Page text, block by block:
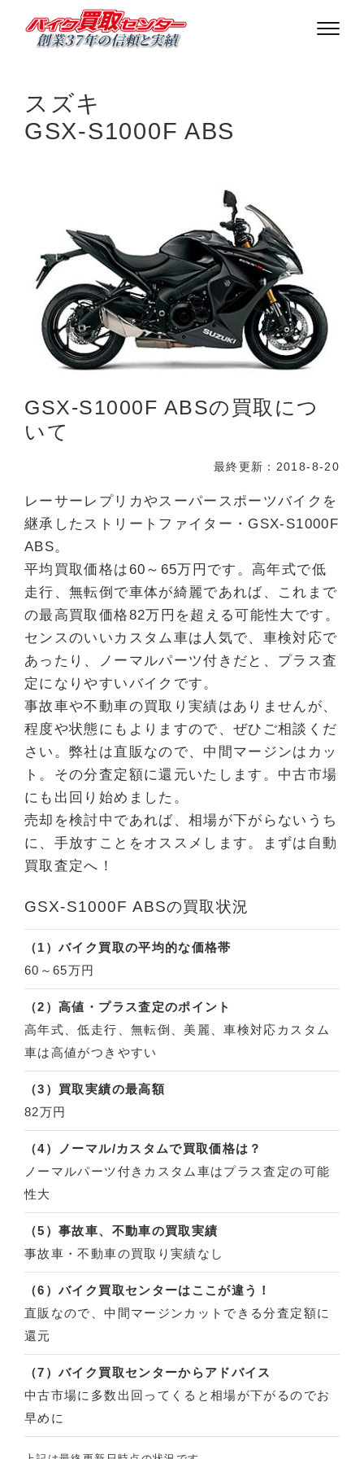
スズキ
GSX-S1000F ABS
GSX-S1000F ABSの買取につ
いて
最終更新：2018-8-20
レーサーレプリカやスーパースポーツバイクを
継承したストリートファイター・GSX-S1000F
ABS。
平均買取価格は60～65万円です。高年式で低
走行、無転倒で車体が綺麗であれば、これまで
の最高買取価格82万円を超える可能性大です。
センスのいいカスタム車は人気で、車検対応で
あったり、ノーマルパーツ付きだと、プラス査
定になりやすいバイクです。
事故車や不動車の買取り実績はありませんが、
程度や状態にもよりますので、ぜひご相談くだ
さい。弊社は直販なので、中間マージンはカッ
ト。その分査定額に還元いたします。中古市場
にも出回り始めました。
売却を検討中であれば、相場が下がらないうち
に、手放すことをオススメします。まずは自動
買取査定へ！
GSX-S1000F ABSの買取状況
（1）バイク買取の平均的な価格帯
60～65万円
（2）高値・プラス査定のポイント
高年式、低走行、無転倒、美麗、車検対応カスタム
車は高値がつきやすい
（3）買取実績の最高額
82万円
（4）ノーマル/カスタムで買取価格は？
ノーマルパーツ付きカスタム車はプラス査定の可能
性大
（5）事故車、不動車の買取実績
事故車・不動車の買取り実績なし
（6）バイク買取センターはここが違う！
直販なので、中間マージンカットできる分査定額に
還元
（7）バイク買取センターからアドバイス
中古市場に多数出回ってくると相場が下がるのでお
早めに